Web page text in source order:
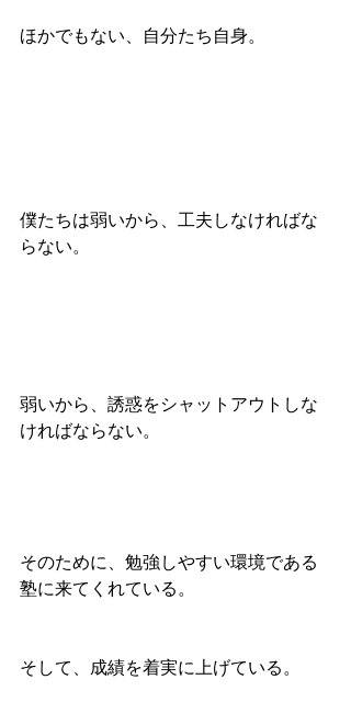
ほかでもない、自分たち自身。
僕たちは弱いから、工夫しなければな
らない。
弱いから、誘惑をシャットアウトしな
ければならない。
そのために、勉強しやすい環境である
塾に来てくれている。
そして、成績を着実に上げている。